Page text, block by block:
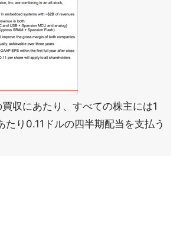
収にあたり、すべての株主には1
り0.11ドルの四半期配当を支払う